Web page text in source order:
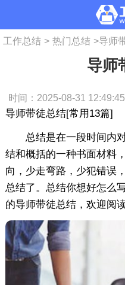
工作总结 > 热门总结 >导师
导师
时间：2025-08-31 12:49:45
导师带徒总结[常用13篇]
总结是在一段时间内对
结和概括的一种书面材料
向，少走弯路，少犯错误
总结了。总结你想好怎么
的导师带徒总结，欢迎阅